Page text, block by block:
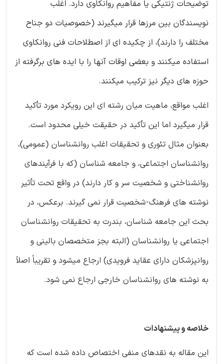
توضیحات ژنتیکی یا مفاهیم روانکاوی دارد. اغلب
نویسندگان بین مرزها قرار میگیرند (خصوصیات دو جناح
مختلف را دارند)، از چکیده ای از اصطلاحات فنی روانکاوی
استفاده میکنند و بعضی اوقات آنها را با ایده های برگرفته از
حوزه های دیگر نیز ترکیب میکنند.
اغلب مواقع، ماهیت میان رشته ای این رویکرد مورد تأکید
قرار میگیرد اما این تأکید در حقیقت خیلی محدود است.
بعنوان مثال تئوری و تحقیقات اغلب روانشناسان (عمومی)،
روانشناسان اجتماعی، و جامعه شناسان (که با فرآیندهای
روانشناختی و شخصیت سر و کار دارند) در واقع تحت تأثیر
نوشته های فرهنگ-شخصیت قرار نمی گیرند. برعکس، در
بحث این جامعه شناسان، بندرت به تحقیقات روانشناسان
اجتماعی یا روانشناسان (البته بجز متخصصان بالینی و
روانپزشکان دارای عقاید فرویدی) ارجاع میشود و تقریباً اصلاً
به نوشته های روانشناسان خارجی ارجاع نمی شود.
خلاصه و پیشنهادات
این مقاله به نقدهای منفی اختصاص داده شده است که